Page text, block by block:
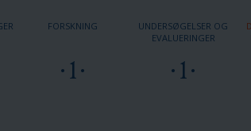
FORSKNING
1
UNDERSØGELSER OG
EVALUERINGER
1